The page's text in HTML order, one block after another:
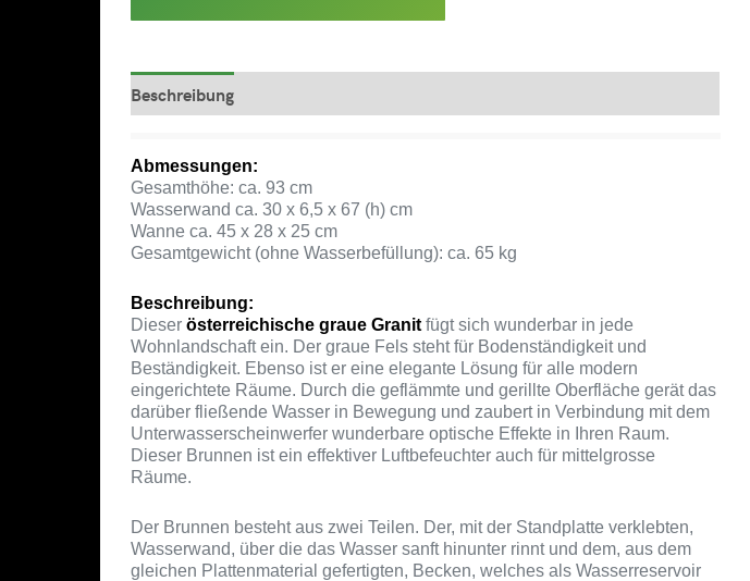
Beschreibung
Abmessungen:
Gesamthöhe: ca. 93 cm
Wasserwand ca. 30 x 6,5 x 67 (h) cm
Wanne ca. 45 x 28 x 25 cm
Gesamtgewicht (ohne Wasserbefüllung): ca. 65 kg
Beschreibung:
Dieserösterreichische graue Granit fügt sich wunderbar in jede
Wohnlandschaft ein. Der graue Fels steht für Bodenständigkeit und
Beständigkeit. Ebenso ist er eine elegante Lösung für alle modern
eingerichtete Räume. Durch die geflämmte und gerillte Oberfläche gerät das
darüber fließende Wasser in Bewegung und zaubert in Verbindung mit dem
Unterwasserscheinwerfer wunderbare optische Effekte in Ihren Raum.
Dieser Brunnen ist ein effektiver Luftbefeuchter auch für mittelgrosse
Räume.
Der Brunnen besteht aus zwei Teilen. Der, mit der Standplatte verklebten,
Wasserwand, über die das Wasser sanft hinunter rinnt und dem, aus dem
gleichen Plattenmaterial gefertigten, Becken, welches als Wasserreservoir